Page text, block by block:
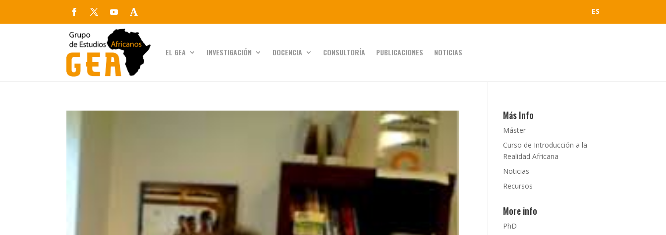
ES
EL GEA INVESTIGACIÓN DOCENCIA CONSULTORÍA PUBLICACIONES NOTICIAS
Más Info
Máster
Curso de Introducción a la
Realidad Africana
Noticias
Recursos
More info
PhD